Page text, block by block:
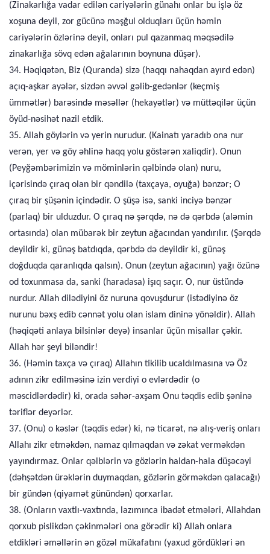
(Zinakarlığa vadar edilən cariyələrin günahı onlar bu işlə öz
xoşuna deyil, zor gücünə məşğul olduqları üçün həmin
cariyələrin özlərinə deyil, onları pul qazanmaq məqsədilə
zinakarlığa sövq edən ağalarının boynuna düşər).
34. Həqiqətən, Biz (Quranda) sizə (haqqı nahaqdan ayırd edən)
açıq-aşkar ayələr, sizdən əvvəl gəlib-gedənlər (keçmiş
ümmətlər) barəsində məsəllər (hekayətlər) və müttəqilər üçün
öyüd-nəsihət nazil etdik.
35. Allah göylərin və yerin nurudur. (Kainatı yaradıb ona nur
verən, yer və göy əhlinə haqq yolu göstərən xaliqdir). Onun
(Peyğəmbərimizin və möminlərin qəlbində olan) nuru,
içərisində çıraq olan bir qəndilə (taxçaya, oyuğa) bənzər; O
çıraq bir şüşənin içindədir. O şüşə isə, sanki inciyə bənzər
(parlaq) bir ulduzdur. O çıraq nə şərqdə, nə də qərbdə (aləmin
ortasında) olan mübarək bir zeytun ağacından yandırılır. (Şərqdə
deyildir ki, günəş batdıqda, qərbdə də deyildir ki, günəş
doğduqda qaranlıqda qalsın). Onun (zeytun ağacının) yağı özünə
od toxunmasa da, sanki (haradasa) işıq saçır. O, nur üstündə
nurdur. Allah dilədiyini öz nuruna qovuşdurur (istədiyinə öz
nurunu bəxş edib cənnət yolu olan islam dininə yönəldir). Allah
(həqiqəti anlaya bilsinlər deyə) insanlar üçün misallar çəkir.
Allah hər şeyi biləndir!
36. (Həmin taxça və çıraq) Allahın tikilib ucaldılmasına və Öz
adının zikr edilməsinə izin verdiyi o evlərdədir (o
məscidlərdədir) ki, orada səhər-axşam Onu təqdis edib şəninə
təriflər deyərlər.
37. (Onu) o kəslər (təqdis edər) ki, nə ticarət, nə alış-veriş onları
Allahı zikr etməkdən, namaz qılmaqdan və zəkat verməkdən
yayındırmaz. Onlar qəlblərin və gözlərin haldan-hala düşəcəyi
(dəhşətdən ürəklərin duymaqdan, gözlərin görməkdən qalacağı)
bir gündən (qiyamət günündən) qorxarlar.
38. (Onların vaxtlı-vaxtında, lazımınca ibadət etmələri, Allahdan
qorxub pislikdən çəkinmələri ona görədir ki) Allah onlara
etdikləri əməllərin ən gözəl mükafatını (yaxud gördükləri ən